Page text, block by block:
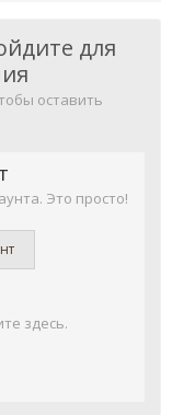
для
оставить
Это просто!
здесь.